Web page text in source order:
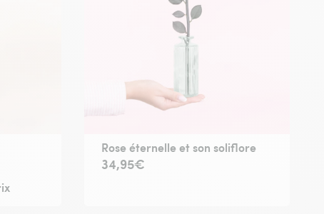
Rose éternelle et son soliflore
34,95€